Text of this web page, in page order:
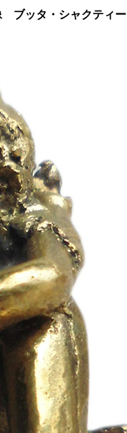
ブッタ・シャクティー